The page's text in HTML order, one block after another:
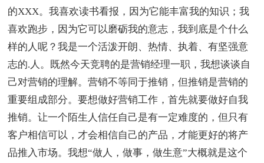
的XXX。我喜欢读书看报，因为它能丰富我的知识；我
喜欢跑步，因为它可以磨砺我的意志，我到底是个什么
样的人呢？我是一个活泼开朗、热情、执着、有坚强意
志的.人。既然今天竞聘的是营销经理一职，我想谈谈自
己对营销的理解。营销不等同于推销，但推销是营销的
重要组成部分。要想做好营销工作，首先就要做好自我
推销。让一个陌生人信任自己是有一定难度的，但只有
客户相信可以，才会相信自己的产品，才能更好的将产
品推入市场。我想“做人，做事，做生意”大概就是这个